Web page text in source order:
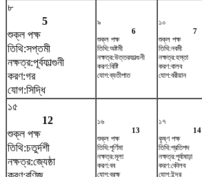
৮
5
শুক্ল পক্ষ
তিথি:সপ্তমী
নক্ষত্র:পূর্বফাল্গুনী
করণ:গর
যোগ:সিদ্ধি
৯
6
শুক্ল পক্ষ
তিথি:অষ্টমী
নক্ষত্র:উত্তরফাল্গুনী
করণ:বিষ্টি
যোগ:ব্যতীপাত
১০
7
শুক্ল পক্ষ
তিথি:নবমী
নক্ষত্র:হস্তা
করণ:বালব
যোগ:বরীয়ান
১৫
12
শুক্ল পক্ষ
তিথি:চতুর্দশী
নক্ষত্র:জ্যেষ্ঠা
১৬
13
শুক্ল পক্ষ
তিথি:পূর্ণিমা
নক্ষত্র:মূলা
করণ:বব
যোগ:ব্রহ্ম
১৭
14
কৃষ্ণ পক্ষ
তিথি:প্রতিপদ
নক্ষত্র:পূর্বাষাঢ়া
করণ:কৌলব
যোগ:ইন্দ্র